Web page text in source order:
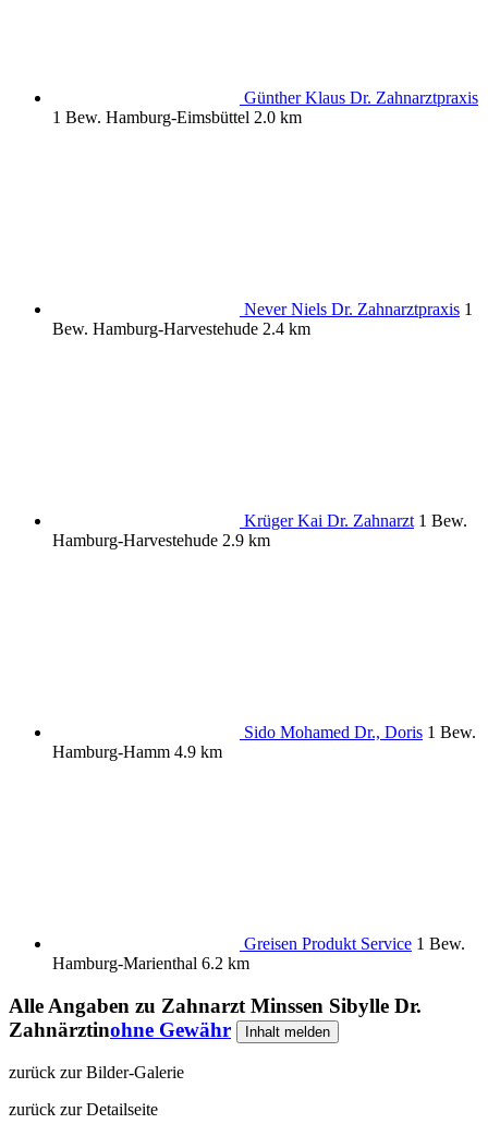
Günther Klaus Dr. Zahnarztpraxis
1 Bew. Hamburg-Eimsbüttel 2.0 km
Never Niels Dr. Zahnarztpraxis 1
Bew. Hamburg-Harvestehude 2.4 km
Krüger Kai Dr. Zahnarzt 1 Bew.
Hamburg-Harvestehude 2.9 km
Sido Mohamed Dr., Doris 1 Bew.
Hamburg-Hamm 4.9 km
Greisen Produkt Service 1 Bew.
Hamburg-Marienthal 6.2 km
Alle Angaben zu Zahnarzt Minssen Sibylle Dr.
Zahnärztinohne Gewähr Inhalt melden
zurück zur Bilder-Galerie
zurück zur Detailseite